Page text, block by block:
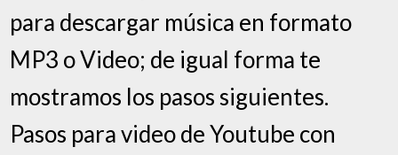
para descargar música en formato
MP3 o Video; de igual forma te
mostramos los pasos siguientes.
Pasos para video de Youtube con